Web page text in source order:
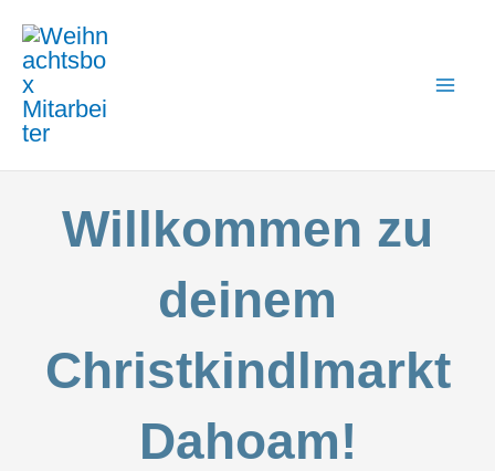
Zum
Inhalt
springen
Willkommen zu
deinem
Christkindlmarkt
Dahoam!